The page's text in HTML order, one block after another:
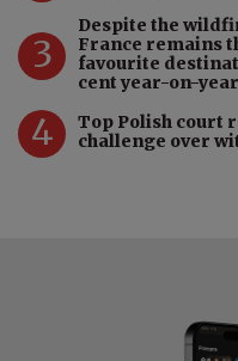
3
Despite the
France remains
favourite
cent year-on-
4
Top Polish court
challenge over